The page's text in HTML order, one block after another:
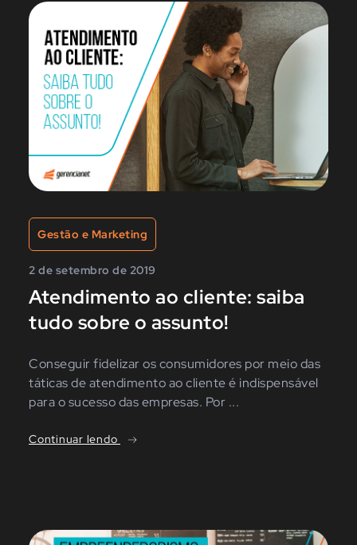
Gestão e Marketing
2 de setembro de 2019
Atendimento ao cliente: saiba
tudo sobre o assunto!
Conseguir fidelizar os consumidores por meio das
táticas de atendimento ao cliente é indispensável
para o sucesso das empresas. Por ...
Continuar lendo